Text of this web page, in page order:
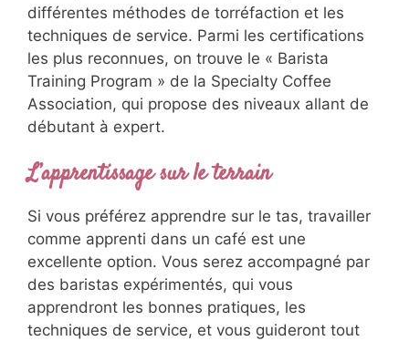
différentes méthodes de torréfaction et les
techniques de service. Parmi les certifications
les plus reconnues, on trouve le « Barista
Training Program » de la Specialty Coffee
Association, qui propose des niveaux allant de
débutant à expert.
L’apprentissage sur le terrain
Si vous préférez apprendre sur le tas, travailler
comme apprenti dans un café est une
excellente option. Vous serez accompagné par
des baristas expérimentés, qui vous
apprendront les bonnes pratiques, les
techniques de service, et vous guideront tout